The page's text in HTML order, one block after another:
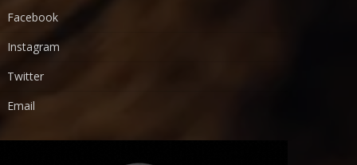
Facebook
Instagram
Twitter
Email